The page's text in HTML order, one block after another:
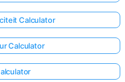
Calculator
Calculator